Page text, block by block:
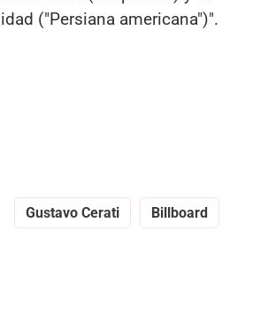
("Persiana americana")".
Gustavo Cerati Billboard